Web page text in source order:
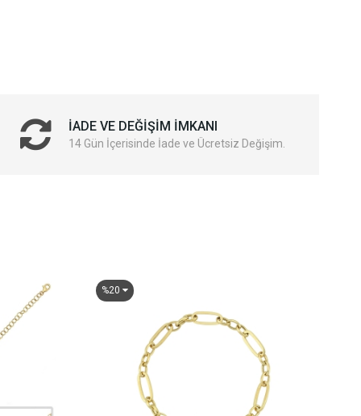
İADE VE DEĞIŞIM İMKANI
14 Gün İçerisinde İade ve Ücretsiz Değişim.
%20